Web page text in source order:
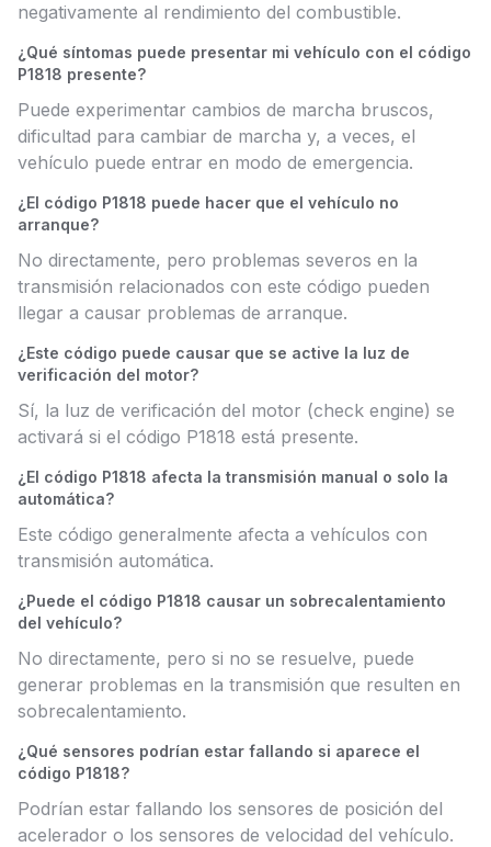
negativamente al rendimiento del combustible.
¿Qué síntomas puede presentar mi vehículo con el código
P1818 presente?
Puede experimentar cambios de marcha bruscos,
dificultad para cambiar de marcha y, a veces, el
vehículo puede entrar en modo de emergencia.
¿El código P1818 puede hacer que el vehículo no
arranque?
No directamente, pero problemas severos en la
transmisión relacionados con este código pueden
llegar a causar problemas de arranque.
¿Este código puede causar que se active la luz de
verificación del motor?
Sí, la luz de verificación del motor (check engine) se
activará si el código P1818 está presente.
¿El código P1818 afecta la transmisión manual o solo la
automática?
Este código generalmente afecta a vehículos con
transmisión automática.
¿Puede el código P1818 causar un sobrecalentamiento
del vehículo?
No directamente, pero si no se resuelve, puede
generar problemas en la transmisión que resulten en
sobrecalentamiento.
¿Qué sensores podrían estar fallando si aparece el
código P1818?
Podrían estar fallando los sensores de posición del
acelerador o los sensores de velocidad del vehículo.